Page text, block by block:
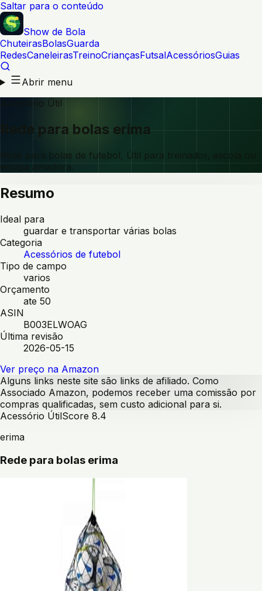
Saltar para o conteúdo
Show de Bola
ChuteirasBolasGuarda
RedesCaneleirasTreinoCriançasFutsalAcessóriosGuias
Abrir menu
Acessório Útil
Rede para bolas erima
Rede para bolas de futebol, Útil para treinador, escola ou
equipa amadora.
Resumo
Ideal para
guardar e transportar várias bolas
Categoria
Acessórios de futebol
Tipo de campo
varios
Orçamento
ate 50
ASIN
B003ELWOAG
Última revisão
2026-05-15
Ver preço na Amazon
Alguns links neste site são links de afiliado. Como
Associado Amazon, podemos receber uma comissão por
compras qualificadas, sem custo adicional para si.
Acessório ÚtilScore 8.4
erima
Rede para bolas erima